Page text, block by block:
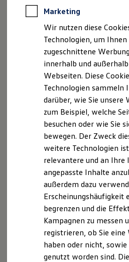
Rekuperation
Laden unterwegs
Laden Zuhause
Ladestationen finden
Ladezeitensimulator
Batterie
Sicherheit
Nachhaltigkeit
Technologie
Kosten und Kauf
Verbrauchskosten
Kaufoptionen
E-Auto-Förderung
Software und
Die ID. Software 6
ID. Software
Digitale Extras
Schnittstellen zu
Marke und Erlebnis
Volkswagen R und R
R-Modelle
R Experience
Driving Experience
Volkswagen entdecken
Werkbesichtigung
Marketing
Wir nutzen diese
Technologien, um
zugeschnittene
innerhalb und
Webseiten. Diese
Technologien sammeln
darüber, wie Sie unsere
zum Beispiel, welche
besuchen oder wie Sie
bewegen. Der Zweck
weitere Technologien
relevantere und an Ihre
angepasste Inhalte
außerdem dazu
Erscheinungshäufigkeit
begrenzen und die
Kampagnen zu messen
registrieren, ob Sie
haben oder nicht,
genutzt worden sind.